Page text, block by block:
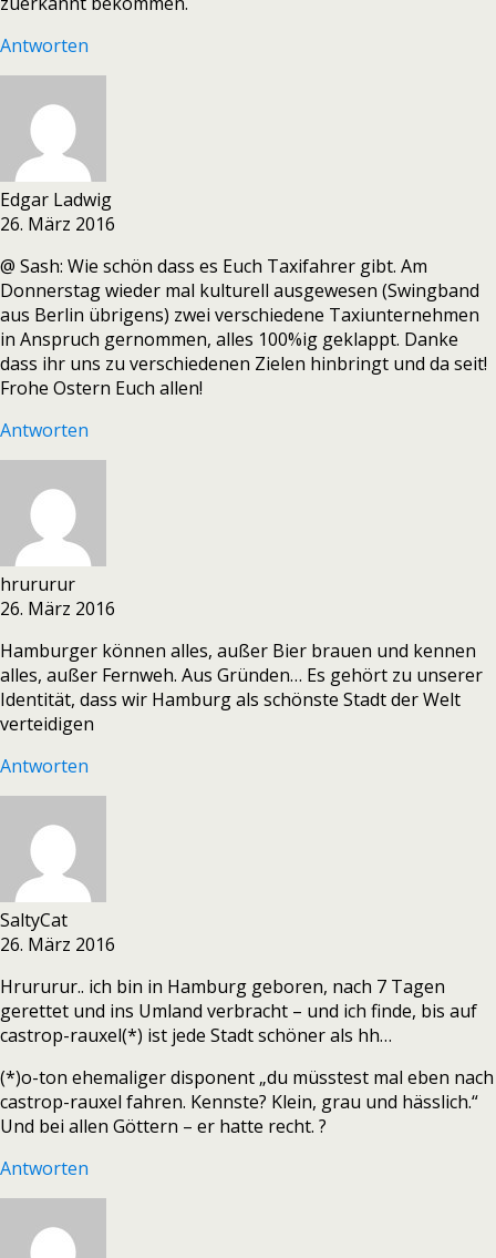
Antworten
Edgar Ladwig
26. März 2016
@ Sash: Wie schön dass es Euch Taxifahrer gibt. Am
Donnerstag wieder mal kulturell ausgewesen (Swingband
aus Berlin übrigens) zwei verschiedene Taxiunternehmen
in Anspruch gernommen, alles 100%ig geklappt. Danke
dass ihr uns zu verschiedenen Zielen hinbringt und da seit!
Frohe Ostern Euch allen!
Antworten
hrururur
26. März 2016
Hamburger können alles, außer Bier brauen und kennen
alles, außer Fernweh. Aus Gründen… Es gehört zu unserer
Identität, dass wir Hamburg als schönste Stadt der Welt
verteidigen
Antworten
SaltyCat
26. März 2016
Hrururur.. ich bin in Hamburg geboren, nach 7 Tagen
gerettet und ins Umland verbracht – und ich finde, bis auf
castrop-rauxel(*) ist jede Stadt schöner als hh…
(*)o-ton ehemaliger disponent „du müsstest mal eben nach
castrop-rauxel fahren. Kennste? Klein, grau und hässlich.“
Und bei allen Göttern – er hatte recht. ?
Antworten